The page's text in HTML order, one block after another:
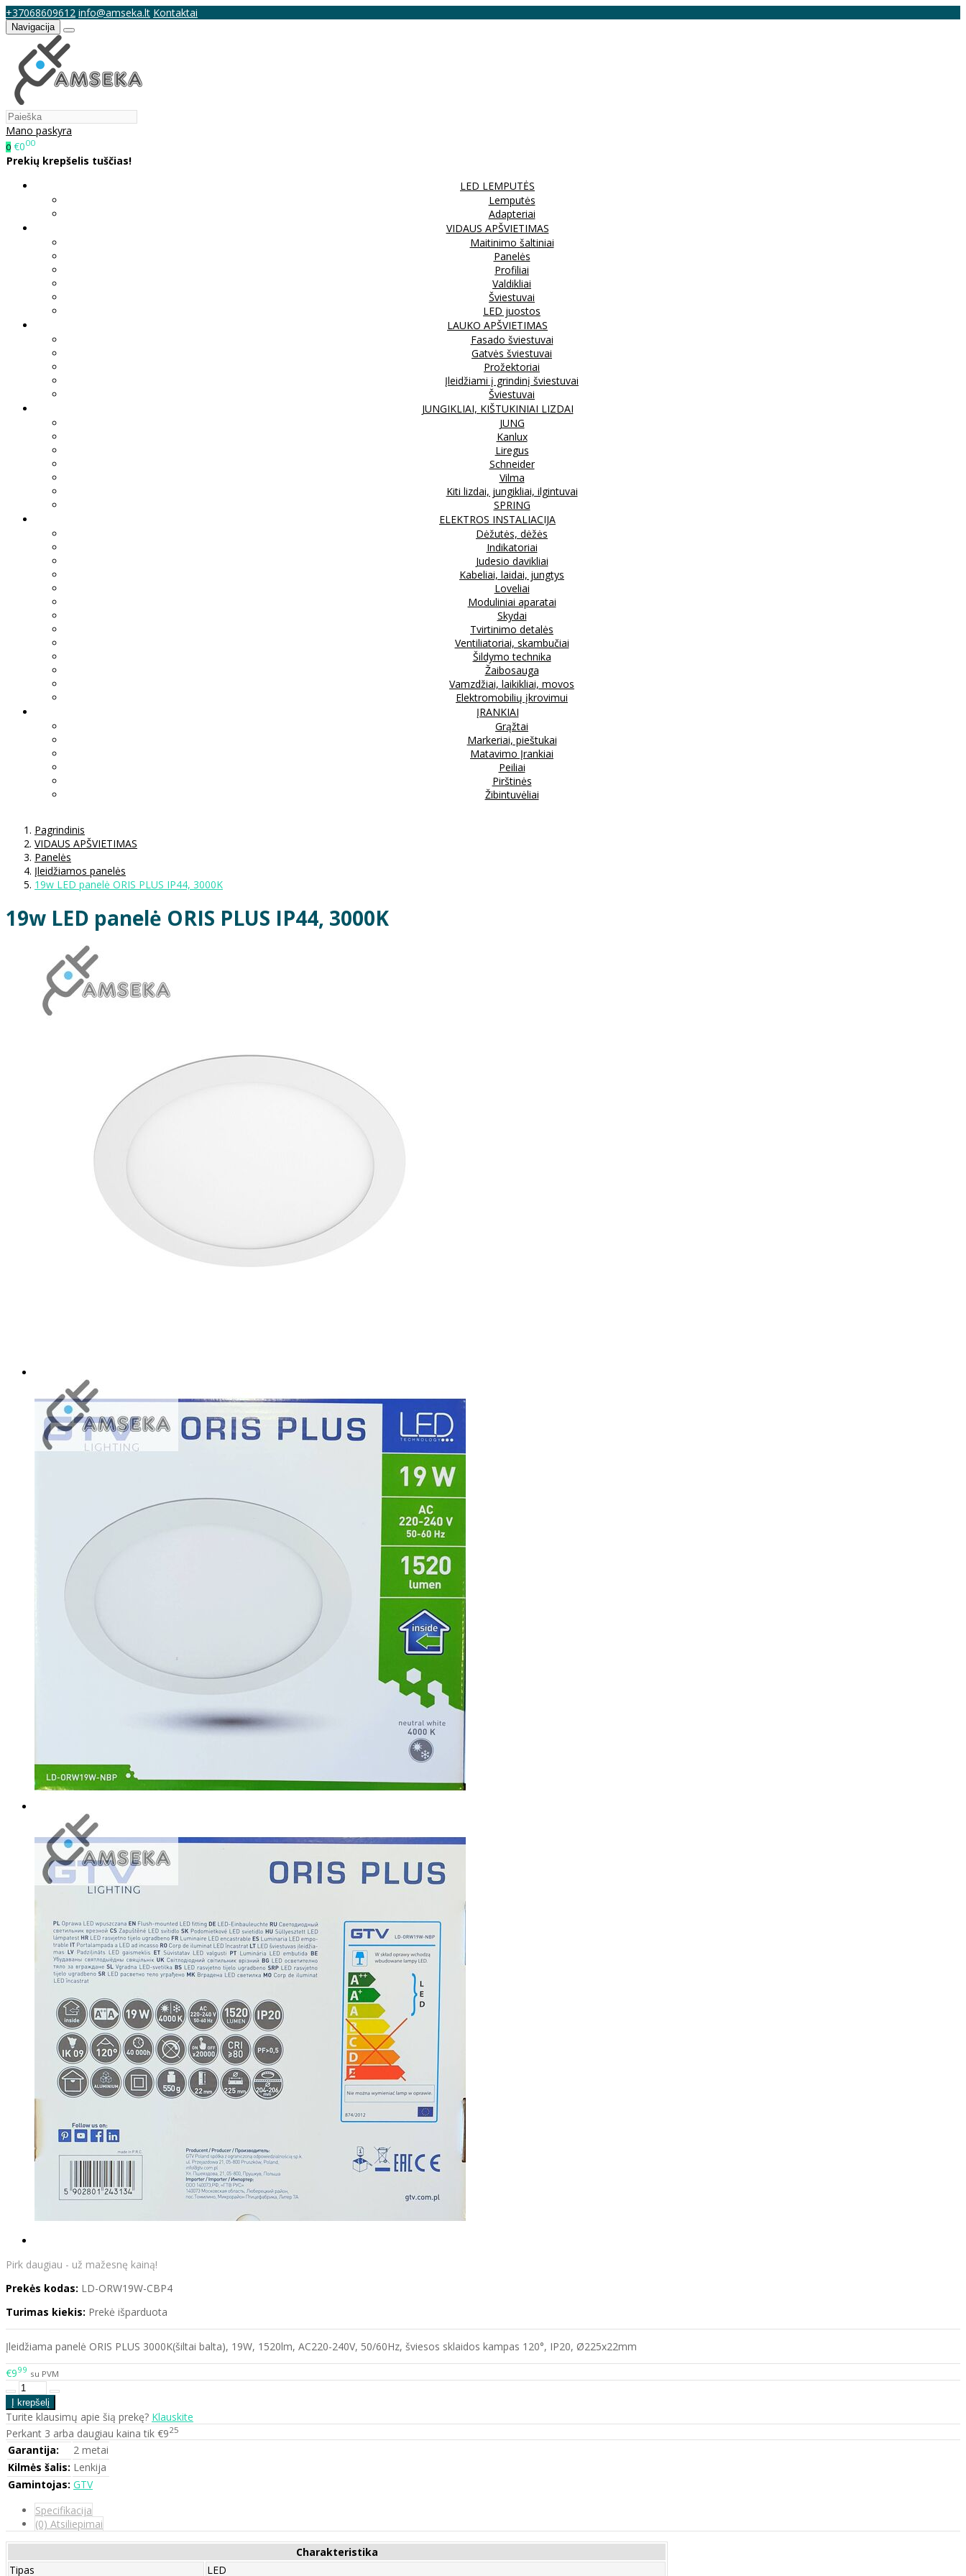
+37068609612 info@amseka.lt Kontaktai
Navigacija
Mano paskyra
0 €000
Prekių krepšelis tuščias!
LED LEMPUTĖS
Lemputės
Adapteriai
VIDAUS APŠVIETIMAS
Maitinimo šaltiniai
Panelės
Profiliai
Valdikliai
Šviestuvai
LED juostos
LAUKO APŠVIETIMAS
Fasado šviestuvai
Gatvės šviestuvai
Prožektoriai
Įleidžiami į grindinį šviestuvai
Šviestuvai
JUNGIKLIAI, KIŠTUKINIAI LIZDAI
JUNG
Kanlux
Liregus
Schneider
Vilma
Kiti lizdai, jungikliai, ilgintuvai
SPRING
ELEKTROS INSTALIACIJA
Dėžutės, dėžės
Indikatoriai
Judesio davikliai
Kabeliai, laidai, jungtys
Loveliai
Moduliniai aparatai
Skydai
Tvirtinimo detalės
Ventiliatoriai, skambučiai
Šildymo technika
Žaibosauga
Vamzdžiai, laikikliai, movos
Elektromobilių įkrovimui
ĮRANKIAI
Grąžtai
Markeriai, pieštukai
Matavimo Įrankiai
Peiliai
Pirštinės
Žibintuvėliai
Pagrindinis
VIDAUS APŠVIETIMAS
Panelės
Įleidžiamos panelės
19w LED panelė ORIS PLUS IP44, 3000K
19w LED panelė ORIS PLUS IP44, 3000K
Pirk daugiau - už mažesnę kainą!
Prekės kodas: LD-ORW19W-CBP4
Turimas kiekis: Prekė išparduota
Įleidžiama panelė ORIS PLUS 3000K(šiltai balta), 19W, 1520lm, AC220-240V, 50/60Hz, šviesos sklaidos kampas 120°, IP20, Ø225x22mm
€999 su PVM
Turite klausimų apie šią prekę? Klauskite
Perkant 3 arba daugiau kaina tik €925
Garantija:
2 metai
Kilmės šalis: Lenkija
Gamintojas: GTV
Specifikacija
(0) Atsiliepimai
Charakteristika
Tipas
LED